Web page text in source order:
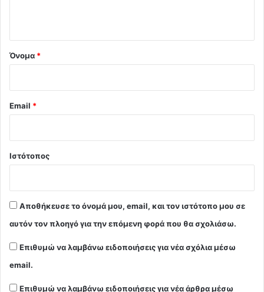
Όνομα *
Email *
Ιστότοπος
Αποθήκευσε το όνομά μου, email, και τον ιστότοπο μου σε
αυτόν τον πλοηγό για την επόμενη φορά που θα σχολιάσω.
Επιθυμώ να λαμβάνω ειδοποιήσεις για νέα σχόλια μέσω
email.
Επιθυμώ να λαμβάνω ειδοποιήσεις για νέα άρθρα μέσω